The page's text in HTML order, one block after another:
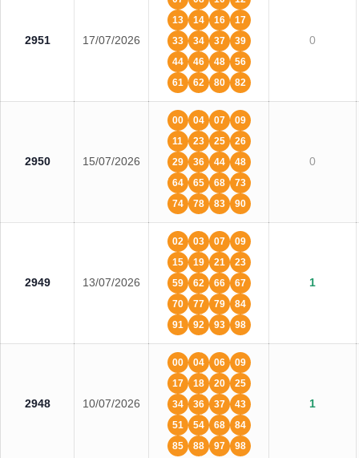
2951 17/07/2026
13
14 16
17
33
34 37
39
44
46 48
56
61
62 80 82
0
2950 15/07/2026
00 04 07
09
11
23 25
26
29
36 44
48
64
65 68
73
74
78 83 90
0
2949 13/07/2026
02 03 07
09
15
19 21
23
59
62 66
67
70
77 79
84
91
92 93 98
1
2948 10/07/2026
00 04 06
09
17
18 20
25
34
36 37
43
51
54 68
84
85
88 97 98
1